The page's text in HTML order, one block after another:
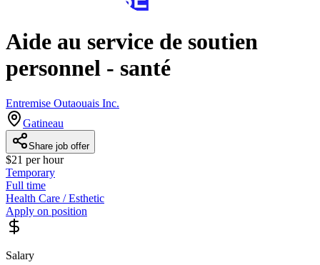
Aide au service de soutien
personnel - santé
Entremise Outaouais Inc.
Gatineau
Share job offer
$21 per hour
Temporary
Full time
Health Care / Esthetic
Apply on position
Salary